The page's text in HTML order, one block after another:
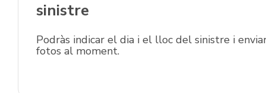
sinistre
Podràs indicar el dia i el lloc del sinistre i
fotos al moment.